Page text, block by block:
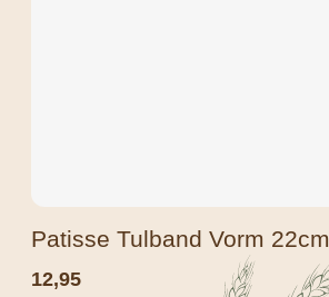
Patisse Tulband Vorm 22cm
12,95